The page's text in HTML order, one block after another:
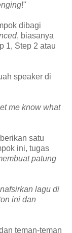
!"
dibagi
, biasanya
1, Step 2 atau
speaker di
me know what
satu
ini, tugas
patung
lagu di
ini dan
teman-teman